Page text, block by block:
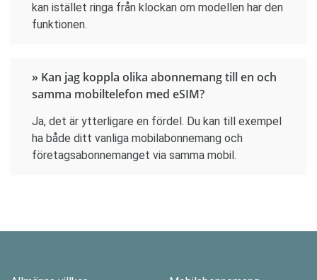
kan istället ringa från klockan om modellen har den
funktionen.
» Kan jag koppla olika abonnemang till en och
samma mobiltelefon med eSIM?
Ja, det är ytterligare en fördel. Du kan till exempel
ha både ditt vanliga mobilabonnemang och
företagsabonnemanget via samma mobil.